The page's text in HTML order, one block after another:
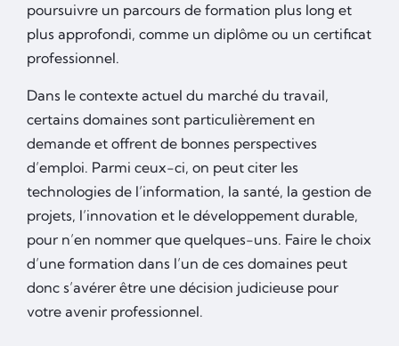
poursuivre un parcours de formation plus long et
plus approfondi, comme un diplôme ou un certificat
professionnel.
Dans le contexte actuel du marché du travail,
certains domaines sont particulièrement en
demande et offrent de bonnes perspectives
d’emploi. Parmi ceux-ci, on peut citer les
technologies de l’information, la santé, la gestion de
projets, l’innovation et le développement durable,
pour n’en nommer que quelques-uns. Faire le choix
d’une formation dans l’un de ces domaines peut
donc s’avérer être une décision judicieuse pour
votre avenir professionnel.